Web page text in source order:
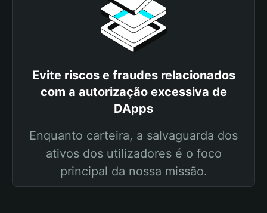
Evite riscos e fraudes relacionados
com a autorização excessiva de
DApps
Enquanto carteira, a salvaguarda dos
ativos dos utilizadores é o foco
principal da nossa missão.